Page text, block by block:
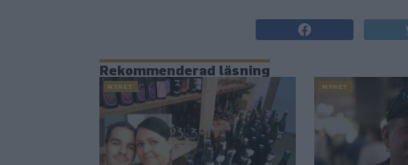
Rekommenderad läsning
NYHET NYHET